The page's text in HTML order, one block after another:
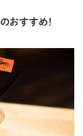
のおすすめ！